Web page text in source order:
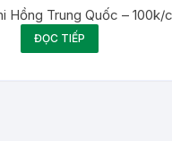
Hồng Trung Quốc – 100k/
ĐỌC TIẾP